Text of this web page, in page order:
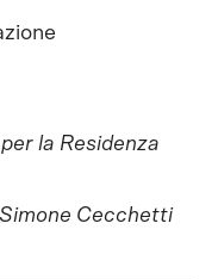
per la Residenza
Cecchetti